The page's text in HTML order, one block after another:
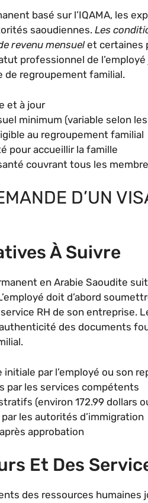
basé sur l’IQAMA, les
saoudiennes. Les
revenu mensuelet certaines
professionnel de
de regroupement familial.
et à jour
minimum (variable selon
au regroupement familial
pour accueillir la famille
couvrant tous les
D’UN
À Suivre
en Arabie Saoudite
doit d’abord
RH de son entreprise.
des documents
par l’employé ou son
par les services compétents
(environ 172.99 dollars
les autorités d’immigration
approbation
Et Des
des ressources humaines